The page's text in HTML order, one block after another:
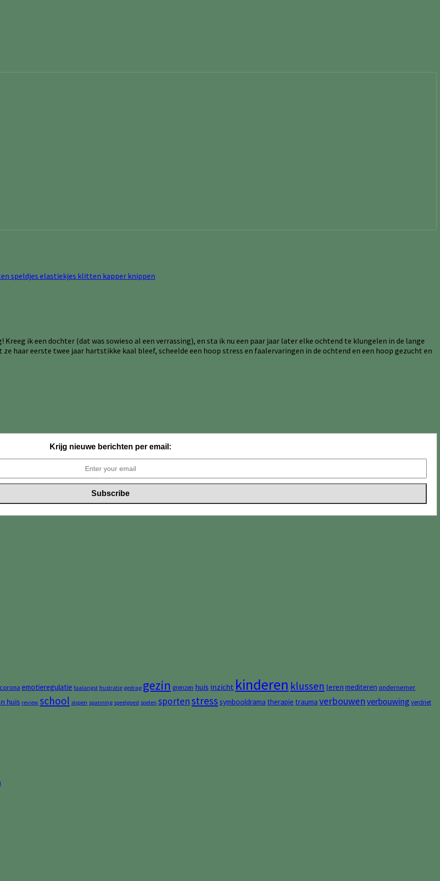
ik een dochter (dat was sowieso al een verrassing), en sta ik nu een paar jaar later elke ochtend te klungelen in de lange
haar eerste twee jaar hartstikke kaal bleef, scheelde een hoop stress en faalervaringen in de ochtend en een hoop gezucht en
Krijg nieuwe berichten per email:
corona emotieregulatie faalangst frustratie gedrag gezin grenzen huis inzicht kinderen klussen leren mediteren ondernemer
huis review school slopen spanning speelgoed spelen sportenstress symbooldrama therapie trauma verbouwenverbouwing verdriet